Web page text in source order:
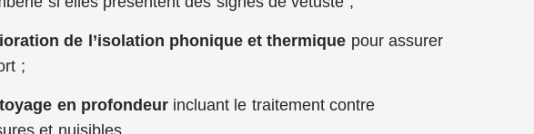
de l’isolation phonique et thermique pour assurer
;
en profondeurincluant le traitement contre
et nuisibles.